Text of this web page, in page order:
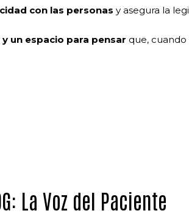
con las personas y asegura la
un espacio para pensar que, cuando
La Voz del Paciente